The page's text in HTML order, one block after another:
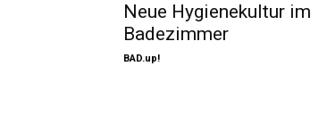
Neue Hygienekultur im
Badezimmer
BAD.up!